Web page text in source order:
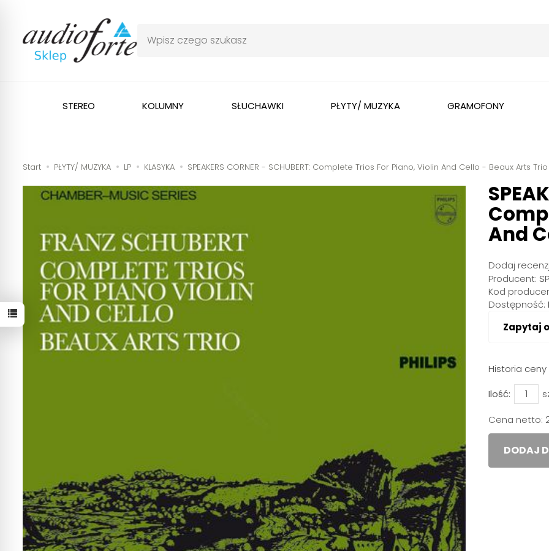
STEREO KOLUMNY SŁUCHAWKI PŁYTY/ MUZYKA GRAMOFONY
Start PŁYTY/ MUZYKA LP KLASYKA SPEAKERS CORNER - SCHUBERT: Complete Trios For Piano, Violin And Cello - Beaux Arts Trio
And
Dodaj
Producent:
Kod
Dostępność:
Zapytaj
Historia ceny
Ilość:
Cena netto:
DODAJ